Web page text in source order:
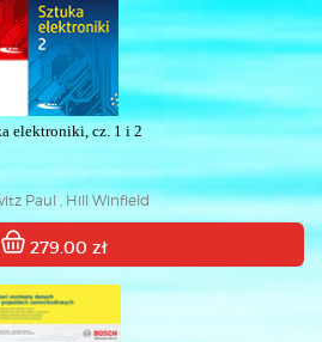
elektroniki, cz. 1 i 2
Paul , Hill Winfield
279.00 zł